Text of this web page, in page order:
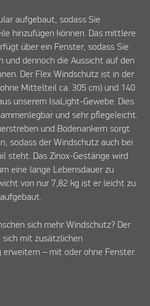
aufgebaut, sodass Sie
hinzufügen können. Das mittlere
über ein Fenster, sodass Sie
und dennoch die Aussicht auf den
Der Flex Windschutz ist in der
Mittelteil ca. 305 cm) und 140
unserem IsaLight-Gewebe. Dies
und sehr pflegeleicht.
und Bodenankern sorgt
sodass der Windschutz auch bei
steht. Das Zinox-Gestänge wird
eine lange Lebensdauer zu
von nur 7,82 kg ist er leicht zu
sich mehr Windschutz? Der
mit zusätzlichen
– mit oder ohne Fenster.